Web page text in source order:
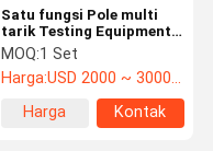
Satu fungsi Pole multi
tarik Testing Equipment
70 kg 220 V 50/60 Hz
MOQ:1 Set
Harga:USD 2000 ~ 3000/set
Harga
Kontak